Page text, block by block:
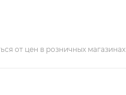
от цен в розничных магазинах